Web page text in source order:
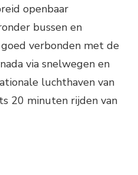
openbaar
bussen en
verbonden met de
via snelwegen en
luchthaven van
20 minuten rijden van